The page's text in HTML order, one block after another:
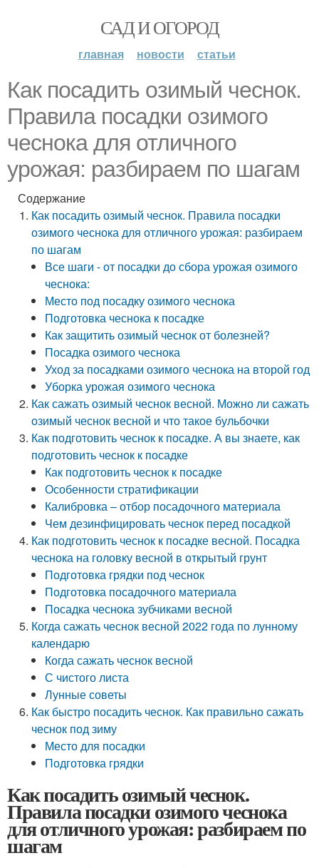
САД И ОГОРОД
главная новости статьи
Как посадить озимый чеснок.
Правила посадки озимого
чеснока для отличного
урожая: разбираем по шагам
Содержание
Как посадить озимый чеснок. Правила посадки
озимого чеснока для отличного урожая: разбираем
по шагам
Все шаги - от посадки до сбора урожая озимого
чеснока:
Место под посадку озимого чеснока
Подготовка чеснока к посадке
Как защитить озимый чеснок от болезней?
Посадка озимого чеснока
Уход за посадками озимого чеснока на второй год
Уборка урожая озимого чеснока
Как сажать озимый чеснок весной. Можно ли сажать
озимый чеснок весной и что такое бульбочки
Как подготовить чеснок к посадке. А вы знаете, как
подготовить чеснок к посадке
Как подготовить чеснок к посадке
Особенности стратификации
Калибровка – отбор посадочного материала
Чем дезинфицировать чеснок перед посадкой
Как подготовить чеснок к посадке весной. Посадка
чеснока на головку весной в открытый грунт
Подготовка грядки под чеснок
Подготовка посадочного материала
Посадка чеснока зубчиками весной
Когда сажать чеснок весной 2022 года по лунному
календарю
Когда сажать чеснок весной
С чистого листа
Лунные советы
Как быстро посадить чеснок. Как правильно сажать
чеснок под зиму
Место для посадки
Подготовка грядки
Как посадить озимый чеснок.
Правила посадки озимого чеснока
для отличного урожая: разбираем по
шагам